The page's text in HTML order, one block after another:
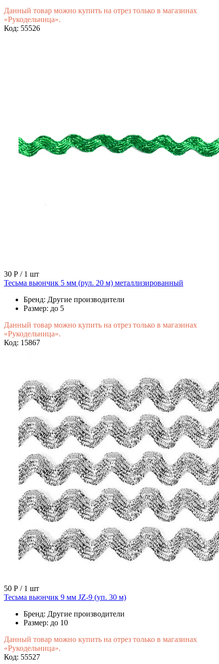
Данный товар можно купить на отрез только в магазинах
«Рукодельница».
Код: 55526
30 Р / 1 шт
Тесьма вьюнчик 5 мм (рул. 20 м) металлизированный
Бренд: Другие производители
Размер: до 5
Данный товар можно купить на отрез только в магазинах
«Рукодельница».
Код: 15867
50 Р / 1 шт
Тесьма вьюнчик 9 мм JZ-9 (уп. 30 м)
Бренд: Другие производители
Размер: до 10
Данный товар можно купить на отрез только в магазинах
«Рукодельница».
Код: 55527